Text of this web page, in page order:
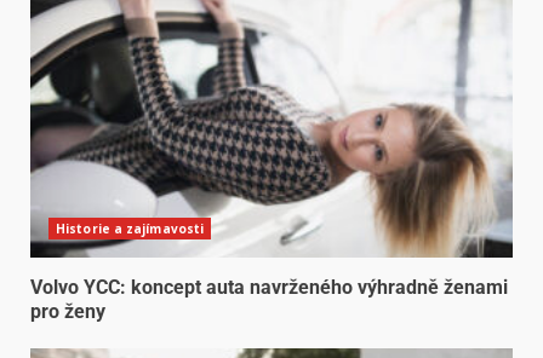
Historie a zajímavosti
Volvo YCC: koncept auta navrženého výhradně ženami
pro ženy